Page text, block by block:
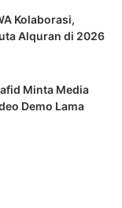
Kolaborasi,
Alquran di 2026
Minta Media
Demo Lama